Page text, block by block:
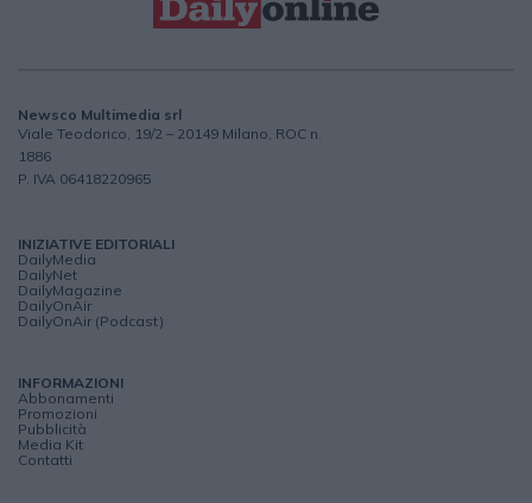
Newsco Multimedia srl
Viale Teodorico, 19/2 – 20149 Milano, ROC n.
1886
P. IVA 06418220965
INIZIATIVE EDITORIALI
DailyMedia
DailyNet
DailyMagazine
DailyOnAir
DailyOnAir (Podcast)
INFORMAZIONI
Abbonamenti
Promozioni
Pubblicità
Media Kit
Contatti